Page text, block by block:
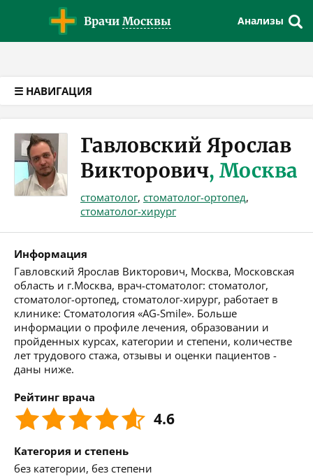
Врачи Москвы Анализы
☰ НАВИГАЦИЯ
Гавловский Ярослав
Викторович, Москва
стоматолог, стоматолог-ортопед,
стоматолог-хирург
Информация
Гавловский Ярослав Викторович, Москва, Московская
область и г.Москва, врач-стоматолог: стоматолог,
стоматолог-ортопед, стоматолог-хирург, работает в
клинике: Стоматология «AG-Smile». Больше
информации о профиле лечения, образовании и
пройденных курсах, категории и степени, количестве
лет трудового стажа, отзывы и оценки пациентов -
даны ниже.
Рейтинг врача
4.6
Категория и степень
без категории, без степени